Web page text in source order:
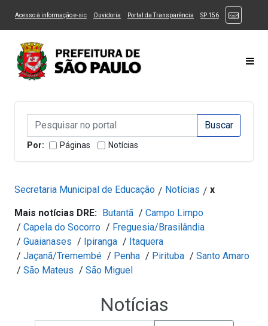
Ir ao Conteúdo Ir para menu principal Ir para busca 3
Alternar Alto Contraste
Acesso à informação e-sic(Link para um novo sítio)
Ouvidoria (Link para um novo sítio)
Portal da Transparência (Link para um novo sítio)
SP 156(Link para um
Campo de Busca de informações
Campo de Busca de informações Enviar a Busca
Por: Páginas Notícias
Secretaria Municipal de Educação / Notícias / x
Mais notícias DRE: Butantã / Campo Limpo
/ Capela do Socorro / Freguesia/Brasilândia
/ Guaianases / Ipiranga / Itaquera
/ Jaçanã/Tremembé / Penha / Pirituba / Santo Amaro
/ São Mateus / São Miguel
Notícias